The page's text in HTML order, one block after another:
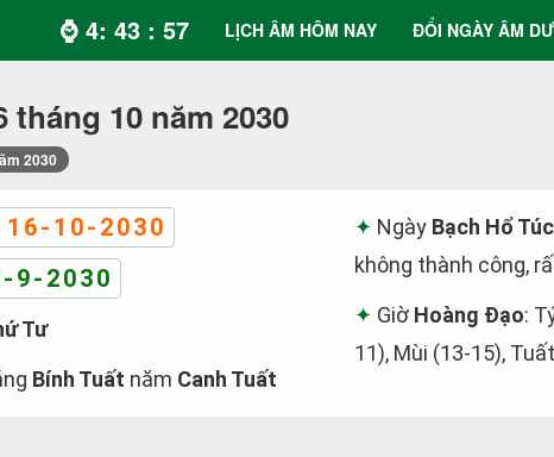
⌚ 4: 43 : 57 LỊCH ÂM HÔM NAY ĐỔI NGÀY ÂM
tháng 10 năm 2030
2030
16-10-2030
9-2030
Tư
Bính Tuất năm Canh Tuất
Ngày Bạch Hổ Túc
không thành công,
Giờ Hoàng Đạo:
11), Mùi (13-15),